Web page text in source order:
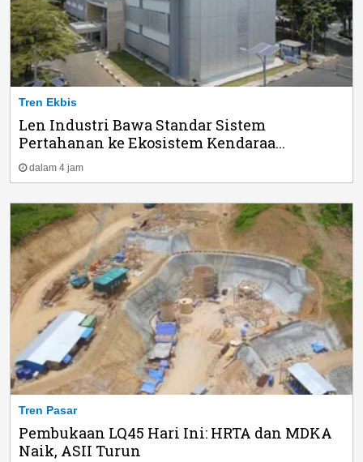
Tren Ekbis
Len Industri Bawa Standar Sistem
Pertahanan ke Ekosistem Kendaraa...
dalam 4 jam
Tren Pasar
Pembukaan LQ45 Hari Ini: HRTA dan MDKA
Naik, ASII Turun